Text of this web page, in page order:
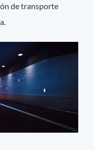
de transporte